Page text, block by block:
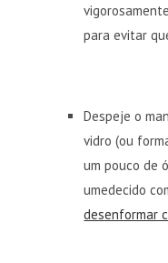
para evitar
Despeje o
vidro (ou
um pouco de
umedecido
desenformar